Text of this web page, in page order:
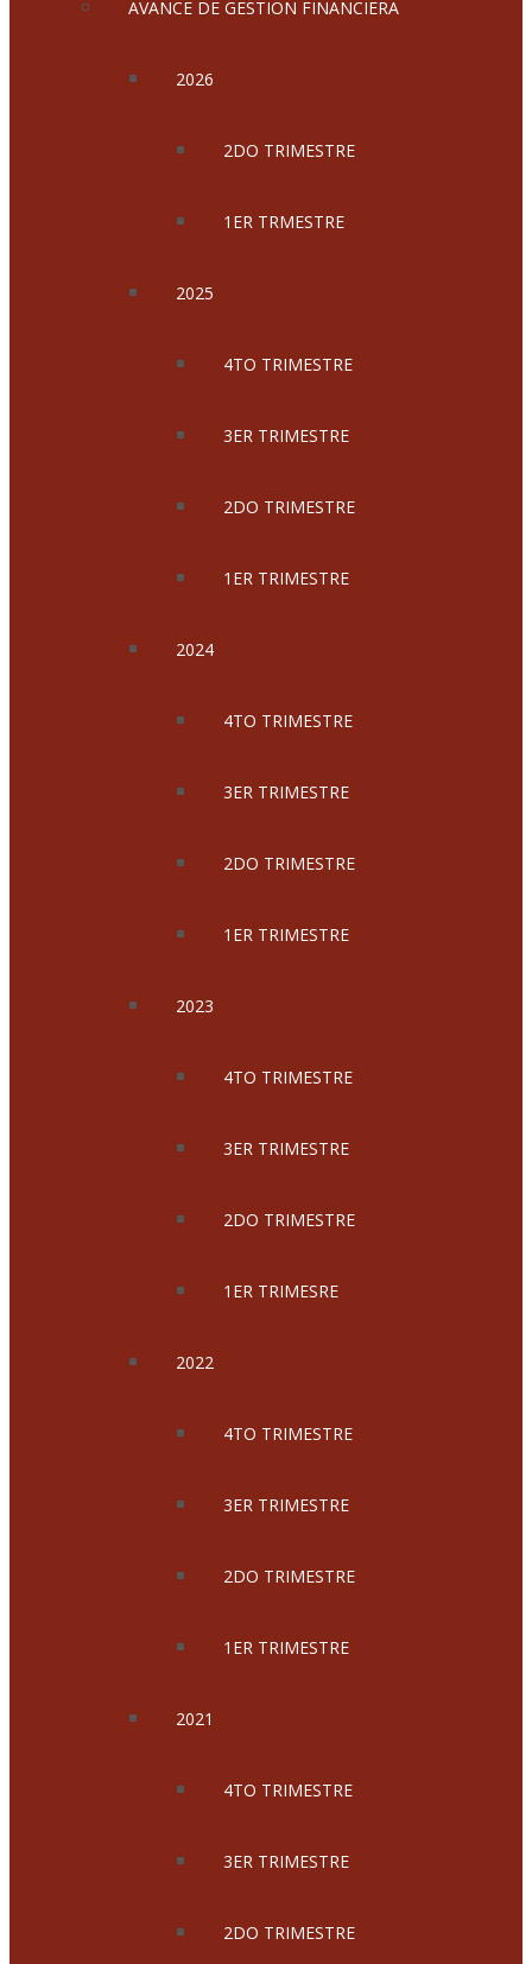
AVANCE DE GESTION FINANCIERA
2026
2DO TRIMESTRE
1ER TRMESTRE
2025
4TO TRIMESTRE
3ER TRIMESTRE
2DO TRIMESTRE
1ER TRIMESTRE
2024
4TO TRIMESTRE
3ER TRIMESTRE
2DO TRIMESTRE
1ER TRIMESTRE
2023
4TO TRIMESTRE
3ER TRIMESTRE
2DO TRIMESTRE
1ER TRIMESRE
2022
4TO TRIMESTRE
3ER TRIMESTRE
2DO TRIMESTRE
1ER TRIMESTRE
2021
4TO TRIMESTRE
3ER TRIMESTRE
2DO TRIMESTRE